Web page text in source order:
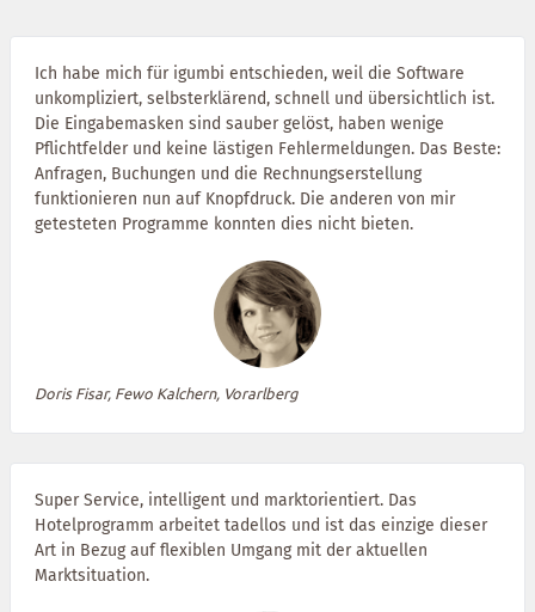
Ich habe mich für igumbi entschieden, weil die Software
unkompliziert, selbsterklärend, schnell und übersichtlich ist.
Die Eingabemasken sind sauber gelöst, haben wenige
Pflichtfelder und keine lästigen Fehlermeldungen. Das Beste:
Anfragen, Buchungen und die Rechnungserstellung
funktionieren nun auf Knopfdruck. Die anderen von mir
getesteten Programme konnten dies nicht bieten.
Doris Fisar, Fewo Kalchern, Vorarlberg
Super Service, intelligent und marktorientiert. Das
Hotelprogramm arbeitet tadellos und ist das einzige dieser
Art in Bezug auf flexiblen Umgang mit der aktuellen
Marktsituation.